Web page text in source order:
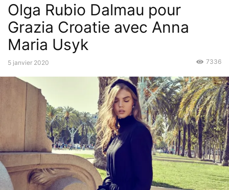
Olga Rubio Dalmau pour
Grazia Croatie avec Anna
Maria Usyk
5 janvier 2020 7336